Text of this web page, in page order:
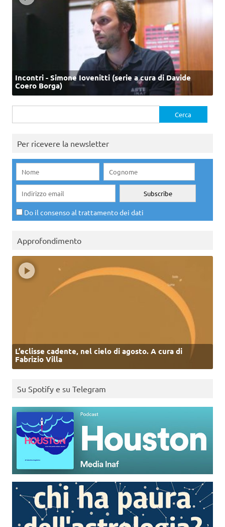
Incontri - Simone Iovenitti (serie a cura di Davide
Coero Borga)
per:
Per ricevere la newsletter
Do il consenso al trattamento dei dati
Approfondimento
L’eclisse cadente, nel cielo di agosto. A cura di
Fabrizio Villa
Su Spotify e su Telegram